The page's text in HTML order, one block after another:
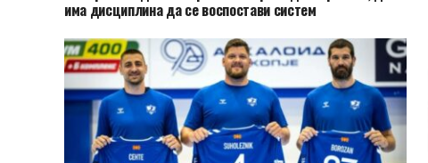
има дисциплина да се воспостави систем